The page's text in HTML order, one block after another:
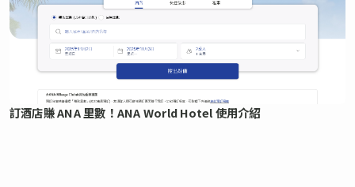
訂酒店賺 ANA 里數！ANA World Hotel 使用介紹